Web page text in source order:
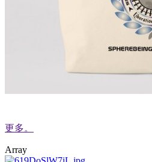
更多。
Array